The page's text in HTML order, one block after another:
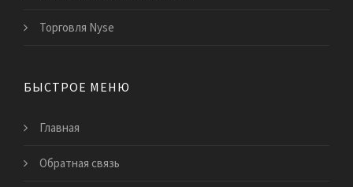
Торговля Nyse
БЫСТРОЕ МЕНЮ
Главная
Обратная связь